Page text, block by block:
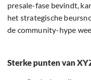
presale-fase bevindt,
het strategische
de community-hype
Sterke punten van